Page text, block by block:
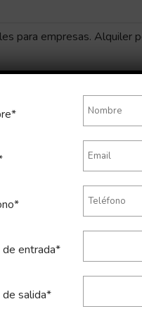
son los
Lista Mapa
de entrada*
de salida*